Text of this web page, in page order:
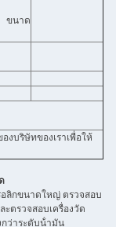
นาด
งบริษัทของเราเพื่อให้
อลิกขนาดใหญ่ ตรวจสอบ
ตรวจสอบเครื่องวัด
กว่าระดับน้ํามัน